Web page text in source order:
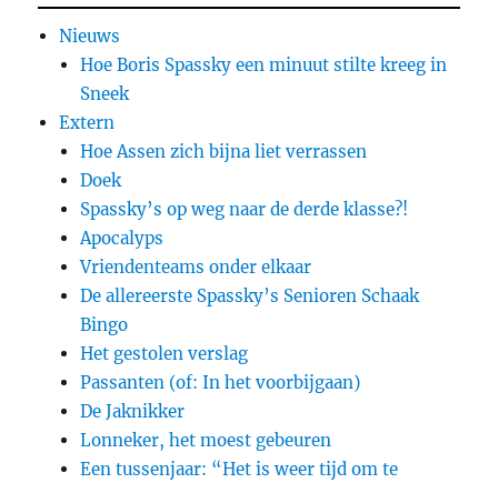
Nieuws
Hoe Boris Spassky een minuut stilte kreeg in
Sneek
Extern
Hoe Assen zich bijna liet verrassen
Doek
Spassky’s op weg naar de derde klasse?!
Apocalyps
Vriendenteams onder elkaar
De allereerste Spassky’s Senioren Schaak
Bingo
Het gestolen verslag
Passanten (of: In het voorbijgaan)
De Jaknikker
Lonneker, het moest gebeuren
Een tussenjaar: “Het is weer tijd om te